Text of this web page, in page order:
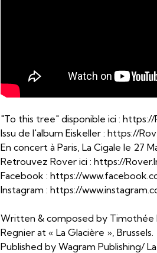
"To this tree" disponible ici :
Issu de l'album Eiskeller : https://
En concert à Paris, La Cigale le 27
Retrouvez Rover ici : https://
Facebook : https://
Instagram : https://
Written & composed by
Regnier at « La Glacière », Brussels.
Published by Wagram Publishing/